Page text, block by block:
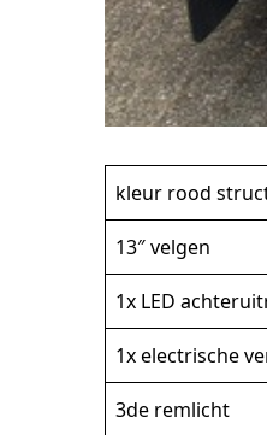
kleur rood
13″ velgen
1x LED
1x electrische
3de remlicht